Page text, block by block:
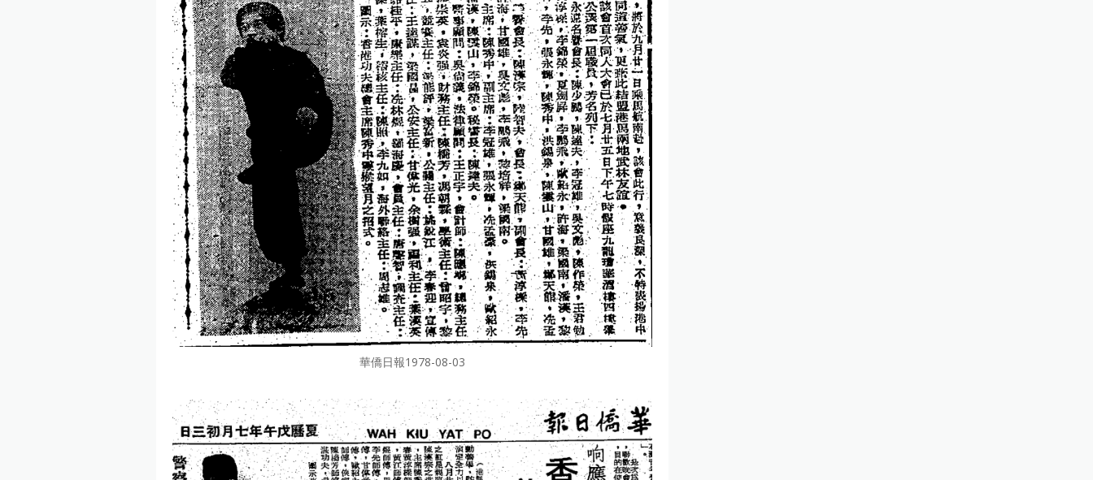
華僑日報1978-08-03